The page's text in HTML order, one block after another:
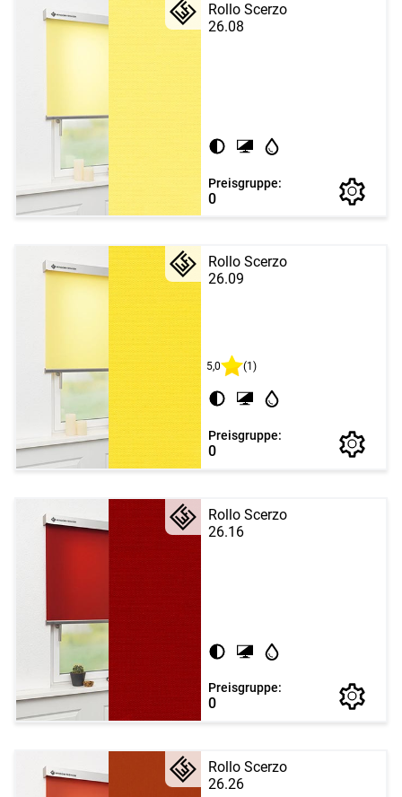
Rollo Scerzo
26.08
Preisgruppe:
0
Rollo Scerzo
26.09
5,0 (1)
Preisgruppe:
0
Rollo Scerzo
26.16
Preisgruppe:
0
Rollo Scerzo
26.26